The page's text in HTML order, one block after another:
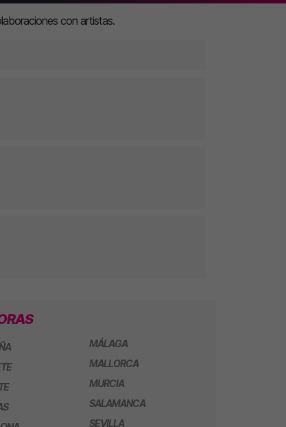
con artistas.
MÁLAGA
MALLORCA
MURCIA
SALAMANCA
SEVILLA